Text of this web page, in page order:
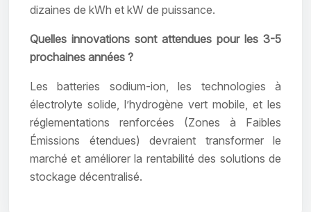
dizaines de kWh et kW de puissance.
Quelles innovations sont attendues pour les 3-5
prochaines années ?
Les batteries sodium-ion, les technologies à
électrolyte solide, l’hydrogène vert mobile, et les
réglementations renforcées (Zones à Faibles
Émissions étendues) devraient transformer le
marché et améliorer la rentabilité des solutions de
stockage décentralisé.